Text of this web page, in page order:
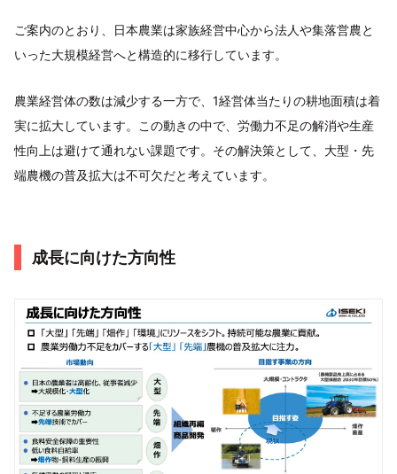
ご案内のとおり、日本農業は家族経営中心から法人や集落営農と
いった大規模経営へと構造的に移行しています。
農業経営体の数は減少する一方で、1経営体当たりの耕地面積は着
実に拡大しています。この動きの中で、労働力不足の解消や生産
性向上は避けて通れない課題です。その解決策として、大型・先
端農機の普及拡大は不可欠だと考えています。
成長に向けた方向性